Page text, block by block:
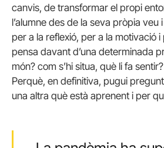
canvis, de transformar el propi
l’alumne des de la seva pròpia
per a la reflexió, per a la motivació i
pensa davant d’una determinada
món? com s’hi situa, què li fa
Perquè, en definitiva, pugui
una altra què està aprenent i per